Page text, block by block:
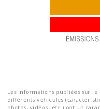
Les informations publiées sur
différents véhicules
photos, vidéos, etc.) ont un